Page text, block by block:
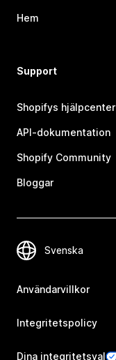
Hem
Support
Shopifys hjälpcenter
API-dokumentation
Shopify Community
Bloggar
Användarvillkor
Integritetspolicy
Dina integritetsval